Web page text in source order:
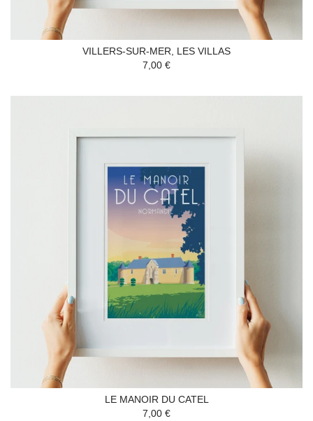
VILLERS-SUR-MER, LES VILLAS
7,00 €
LE MANOIR DU CATEL
7,00 €